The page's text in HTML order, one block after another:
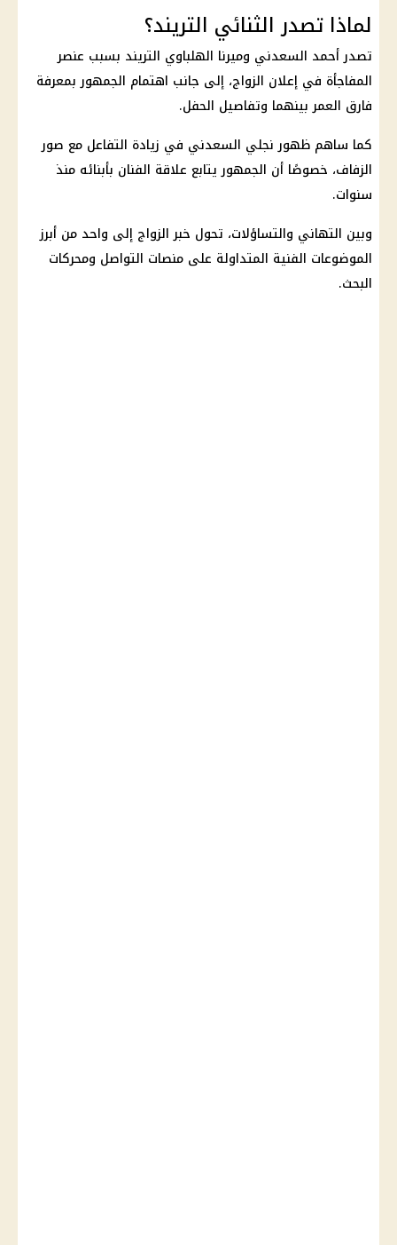
لماذا تصدر الثنائي التريند؟
تصدر أحمد السعدني وميرنا الهلباوي التريند بسبب عنصر
المفاجأة في إعلان الزواج، إلى جانب اهتمام الجمهور بمعرفة
فارق العمر بينهما وتفاصيل الحفل.
كما ساهم ظهور نجلي السعدني في زيادة التفاعل مع صور
الزفاف، خصوصًا أن الجمهور يتابع علاقة الفنان بأبنائه منذ
سنوات.
وبين التهاني والتساؤلات، تحول خبر الزواج إلى واحد من أبرز
الموضوعات الفنية المتداولة على منصات التواصل ومحركات
البحث.